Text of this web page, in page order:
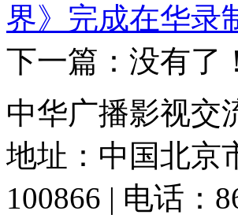
界》完成在华录
下一篇：没有了！
中华广播影视交
地址：中国北京
100866 | 电话：